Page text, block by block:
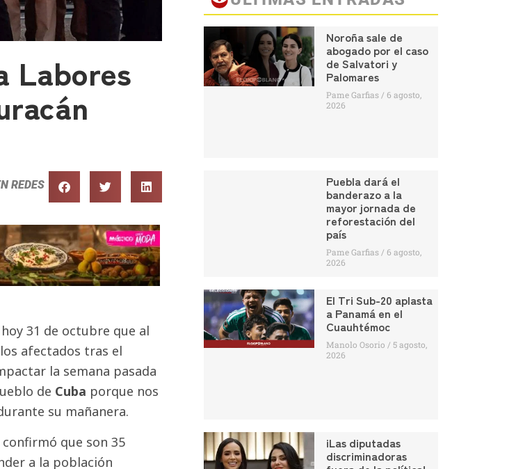
Labores
REDES
31 de octubre que al
afectados tras el
la semana pasada
de Cuba porque nos
su mañanera.
confirmó que son 35
a la población
Noroña sale de
abogado por el caso
de Salvatori y
Palomares
Pame Garfias
6 agosto,
2026
Puebla dará el
banderazo a la
mayor jornada de
reforestación del
país
Pame Garfias
6 agosto,
2026
El Tri Sub-20 aplasta
a Panamá en el
Cuauhtémoc
Manolo Osorio
5 agosto,
2026
¡Las diputadas
discriminadoras